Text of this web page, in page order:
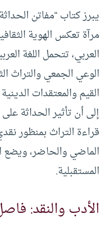
يبرز كتاب “مفاتن
مرآة تعكس الهوية
العربي، تتحمل اللغة
الوعي الجمعي والتراث
القيم والمعتقدات
إلى أن تأثير الحداثة
قراءة التراث بمنظور
الماضي والحاضر،
المستقبلية.
الأدب والنقد: